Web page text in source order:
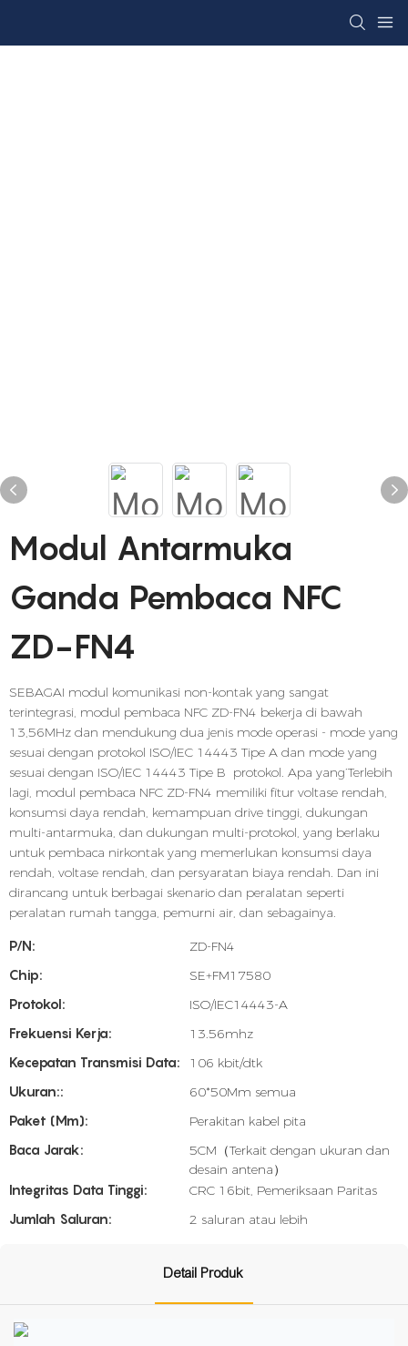
Modul Antarmuka
Ganda Pembaca NFC
ZD-FN4
SEBAGAI modul komunikasi non-kontak yang sangat
terintegrasi, modul pembaca NFC ZD-FN4 bekerja di bawah
13,56MHz dan mendukung dua jenis mode operasi - mode yang
sesuai dengan protokol ISO/IEC 14443 Tipe A dan mode yang
sesuai dengan ISO/IEC 14443 Tipe B protokol. Apa yang’Terlebih
lagi, modul pembaca NFC ZD-FN4 memiliki fitur voltase rendah,
konsumsi daya rendah, kemampuan drive tinggi, dukungan
multi-antarmuka, dan dukungan multi-protokol, yang berlaku
untuk pembaca nirkontak yang memerlukan konsumsi daya
rendah, voltase rendah, dan persyaratan biaya rendah. Dan ini
dirancang untuk berbagai skenario dan peralatan seperti
peralatan rumah tangga, pemurni air, dan sebagainya.
P/N:
ZD-FN4
Chip:
SE+FM17580
Protokol:
ISO/IEC14443-A
Frekuensi Kerja:
13.56mhz
Kecepatan Transmisi Data:
106 kbit/dtk
Ukuran::
60*50Mm semua
Paket (mm):
Perakitan kabel pita
Baca Jarak:
5CM（Terkait dengan ukuran dan
desain antena）
Integritas Data Tinggi:
CRC 16bit, Pemeriksaan Paritas
Jumlah Saluran:
2 saluran atau lebih
Detail Produk